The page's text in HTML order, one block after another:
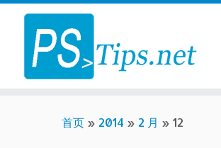
Skip
content
首页 » 2014 » 2 月 » 12